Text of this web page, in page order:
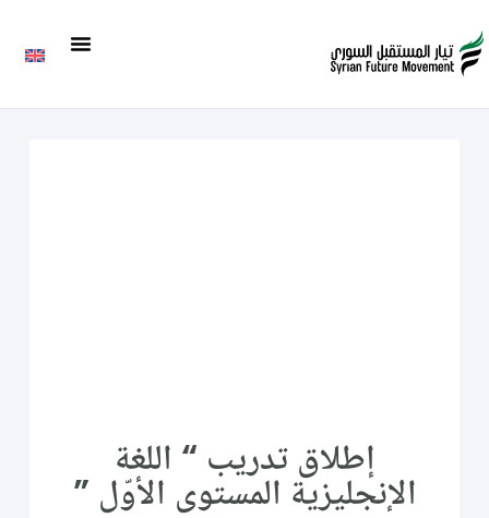
إطلاق تدريب “ اللغة
الإنجليزية المستوى الأوّل ”